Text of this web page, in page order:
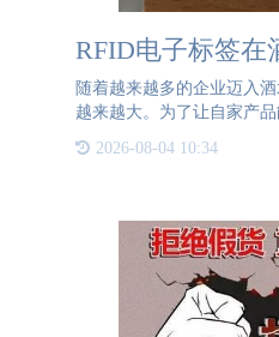
RFID电子标签在
随着越来越多的企业迈入
越来越大。为了让自家产
大数据分析等一体化、系
2026-08-04 10:34